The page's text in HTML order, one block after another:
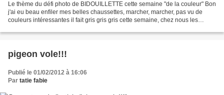
Le thème du défi photo de BIDOUILLETTE cette semaine "de la couleur" Bon
j'ai eu beau enfiler mes belles chaussettes, marcher, marcher, pas vu de
couleurs intéressantes il fait gris gris gris cette semaine, chez nous les
pigeon vole!!!
Publié le 01/02/2012 à 16:06
Par tatie fabie